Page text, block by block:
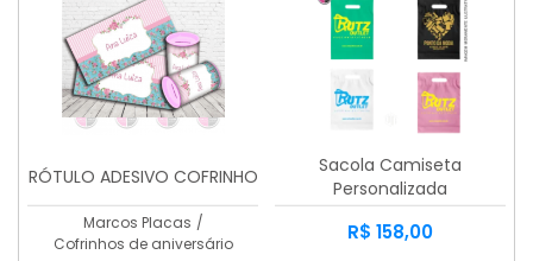
RÓTULO ADESIVO COFRINHO
Marcos Placas /
Cofrinhos de aniversário
Sacola Camiseta
Personalizada
R$ 158,00